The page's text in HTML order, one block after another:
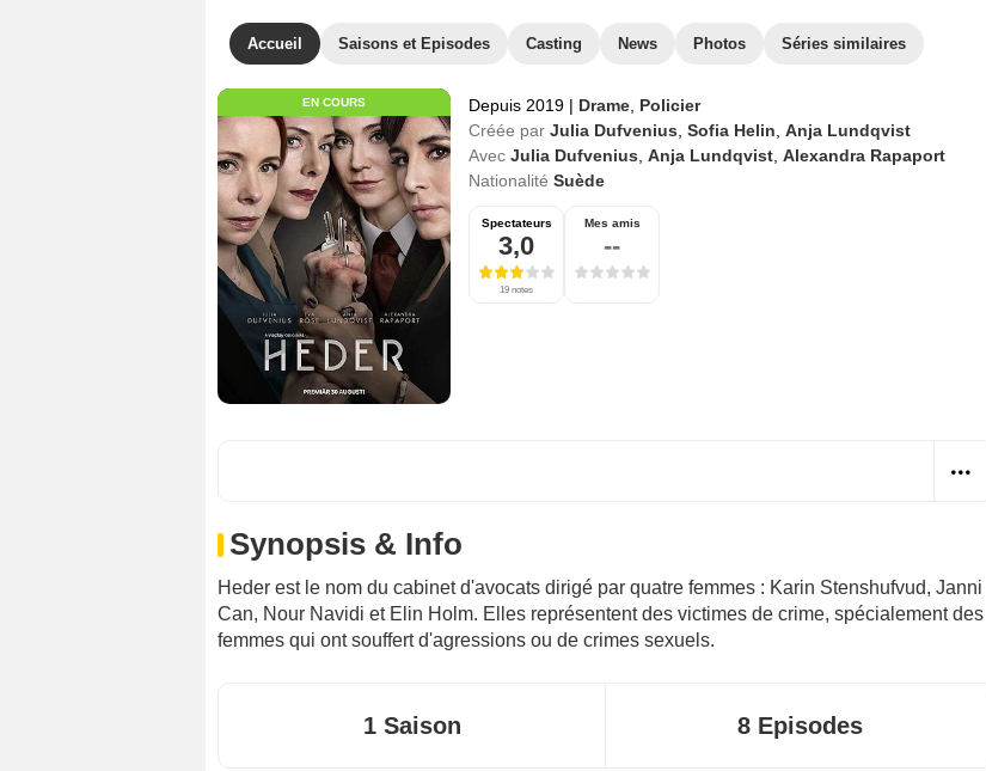
Accueil Saisons et Episodes Casting News Photos Séries similaires
EN COURS Depuis 2019 | Drame Policier
Créée par Julia Dufvenius Sofia Helin Anja Lundqvist
Avec Julia Dufvenius Anja Lundqvist Alexandra Rapaport
Nationalité Suède
Spectateurs
3,0
19 notes
Mes amis
--
Synopsis & Info
Heder est le nom du cabinet d'avocats dirigé par quatre femmes : Karin Stenshufvud, Janni
Can, Nour Navidi et Elin Holm. Elles représentent des victimes de crime, spécialement des
femmes qui ont souffert d'agressions ou de crimes sexuels.
1 Saison 8 Episodes